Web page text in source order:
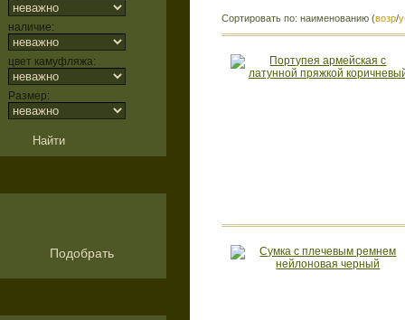
наличие:
цвет камуфляжа:
Размер:
Подобрать
Сортировать по: наименованию (возр/